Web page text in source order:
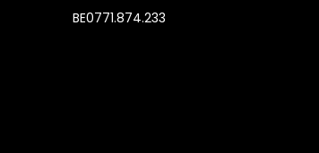
BE0771.874.233